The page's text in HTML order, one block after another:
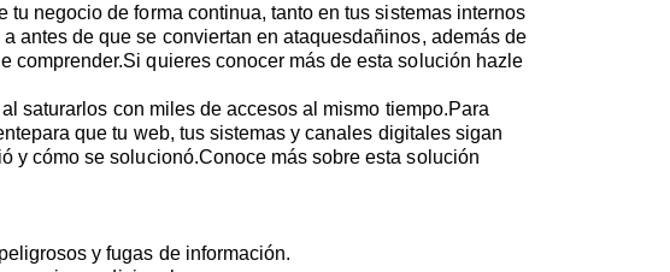
negocio de forma continua, tanto en tus sistemas internos
antes de que se conviertan en ataquesdañinos, además de
comprender.Si quieres conocer más de esta solución hazle
saturarlos con miles de accesos al mismo tiempo.Para
que tu web, tus sistemas y canales digitales sigan
y cómo se solucionó.Conoce más sobre esta solución
y fugas de información.